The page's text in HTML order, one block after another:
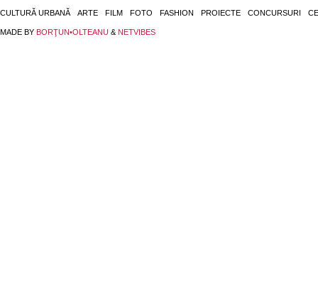
CULTURĂ URBANĂ ARTE FILM FOTO FASHION PROIECTE CONCURSURI
MADE BY BORŢUN•OLTEANU & NETVIBES